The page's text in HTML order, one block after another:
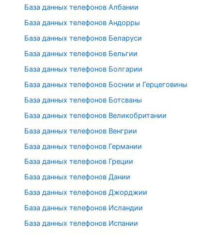
База данных телефонов Албании
База данных телефонов Андорры
База данных телефонов Беларуси
База данных телефонов Бельгии
База данных телефонов Болгарии
База данных телефонов Боснии и Герцеговины
База данных телефонов Ботсваны
База данных телефонов Великобритании
База данных телефонов Венгрии
База данных телефонов Германии
База данных телефонов Греции
База данных телефонов Дании
База данных телефонов Джорджии
База данных телефонов Исландии
База данных телефонов Испании